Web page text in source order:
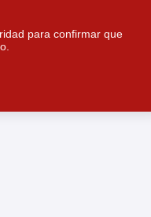
para confirmar que